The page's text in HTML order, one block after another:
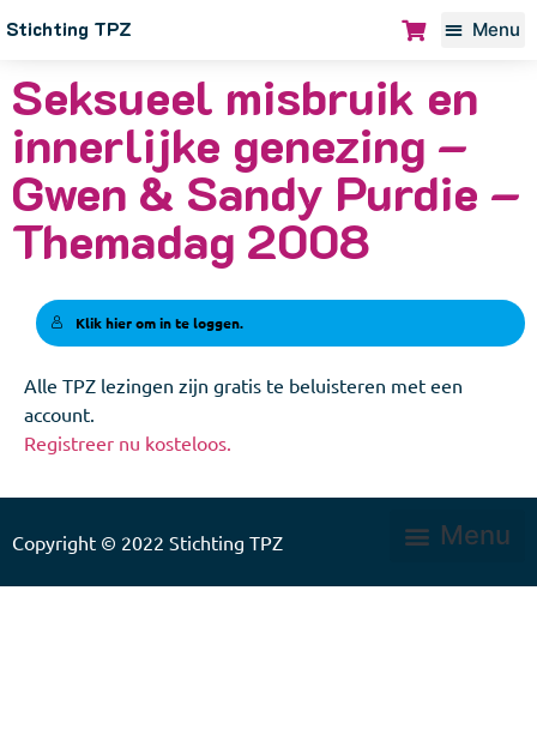
Stichting TPZ
Seksueel misbruik en
innerlijke genezing –
Gwen & Sandy Purdie –
Themadag 2008
Klik hier om in te loggen.
Alle TPZ lezingen zijn gratis te beluisteren met een
account.
Registreer nu kosteloos.
Copyright © 2022 Stichting TPZ